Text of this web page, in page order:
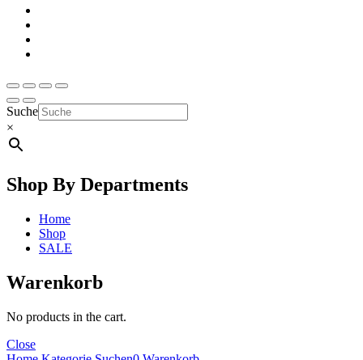
Suche
×
Shop By Departments
Home
Shop
SALE
Warenkorb
No products in the cart.
Close